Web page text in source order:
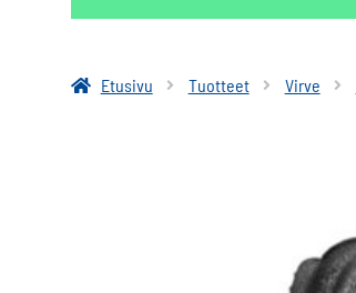
Etusivu
Tuotteet Virve